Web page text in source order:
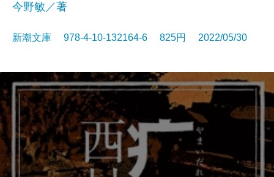
今野敏／著
新潮文庫 978-4-10-132164-6 825円 2022/05/30